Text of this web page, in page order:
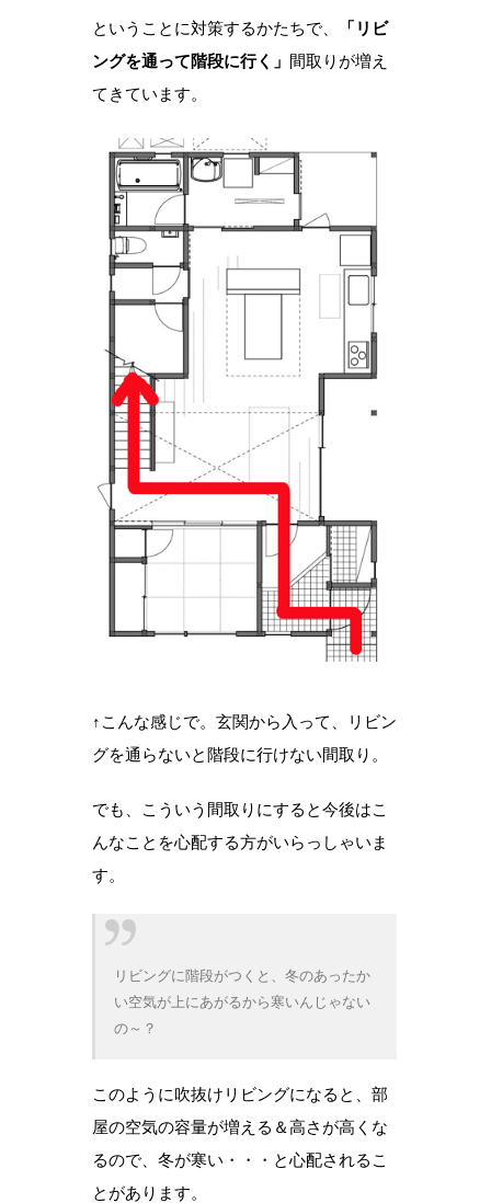
ということに対策するかたちで、
「リビ
ングを通って階段に行く」 間取りが増え
てきています。
↑こんな感じで。玄関から入って、リビン
グを通らないと階段に行けない間取り。
でも、こういう間取りにすると今後はこ
んなことを心配する方がいらっしゃいま
す。
リビングに階段がつくと、冬のあったか
い空気が上にあがるから寒いんじゃない
の～？
このように吹抜けリビングになると、部
屋の空気の容量が増える＆高さが高くな
るので、冬が寒い・・・と心配されるこ
とがあります。